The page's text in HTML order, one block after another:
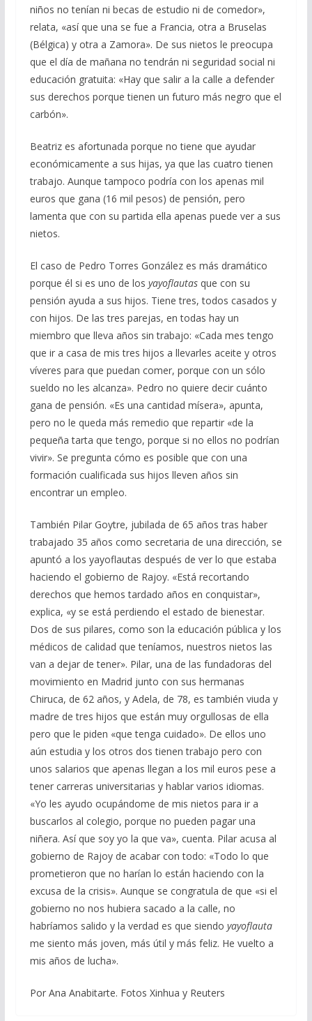
niños no tenían ni becas de estudio ni de comedor»,
relata, «así que una se fue a Francia, otra a Bruselas
(Bélgica) y otra a Zamora». De sus nietos le preocupa
que el día de mañana no tendrán ni seguridad social ni
educación gratuita: «Hay que salir a la calle a defender
sus derechos porque tienen un futuro más negro que el
carbón».
Beatriz es afortunada porque no tiene que ayudar
económicamente a sus hijas, ya que las cuatro tienen
trabajo. Aunque tampoco podría con los apenas mil
euros que gana (16 mil pesos) de pensión, pero
lamenta que con su partida ella apenas puede ver a sus
nietos.
El caso de Pedro Torres González es más dramático
porque él si es uno de los yayoflautasque con su
pensión ayuda a sus hijos. Tiene tres, todos casados y
con hijos. De las tres parejas, en todas hay un
miembro que lleva años sin trabajo: «Cada mes tengo
que ir a casa de mis tres hijos a llevarles aceite y otros
víveres para que puedan comer, porque con un sólo
sueldo no les alcanza». Pedro no quiere decir cuánto
gana de pensión. «Es una cantidad mísera», apunta,
pero no le queda más remedio que repartir «de la
pequeña tarta que tengo, porque si no ellos no podrían
vivir». Se pregunta cómo es posible que con una
formación cualificada sus hijos lleven años sin
encontrar un empleo.
También Pilar Goytre, jubilada de 65 años tras haber
trabajado 35 años como secretaria de una dirección, se
apuntó a los yayoflautas después de ver lo que estaba
haciendo el gobierno de Rajoy. «Está recortando
derechos que hemos tardado años en conquistar»,
explica, «y se está perdiendo el estado de bienestar.
Dos de sus pilares, como son la educación pública y los
médicos de calidad que teníamos, nuestros nietos las
van a dejar de tener». Pilar, una de las fundadoras del
movimiento en Madrid junto con sus hermanas
Chiruca, de 62 años, y Adela, de 78, es también viuda y
madre de tres hijos que están muy orgullosas de ella
pero que le piden «que tenga cuidado». De ellos uno
aún estudia y los otros dos tienen trabajo pero con
unos salarios que apenas llegan a los mil euros pese a
tener carreras universitarias y hablar varios idiomas.
«Yo les ayudo ocupándome de mis nietos para ir a
buscarlos al colegio, porque no pueden pagar una
niñera. Así que soy yo la que va», cuenta. Pilar acusa al
gobierno de Rajoy de acabar con todo: «Todo lo que
prometieron que no harían lo están haciendo con la
excusa de la crisis». Aunque se congratula de que «si el
gobierno no nos hubiera sacado a la calle, no
habríamos salido y la verdad es que siendo yayoflauta
me siento más joven, más útil y más feliz. He vuelto a
mis años de lucha».
Por Ana Anabitarte. Fotos Xinhua y Reuters